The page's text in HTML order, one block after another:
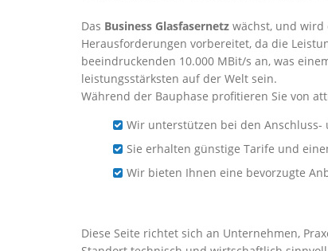
Das Business Glasfasernetz wächst, und
Herausforderungen vorbereitet, da die
beeindruckenden 10.000 MBit/s an, was
leistungsstärksten auf der Welt sein.
Während der Bauphase profitieren Sie von
Wir unterstützen bei den Anschluss-
Sie erhalten günstige Tarife und
Wir bieten Ihnen eine bevorzugte
Diese Seite richtet sich an Unternehmen,